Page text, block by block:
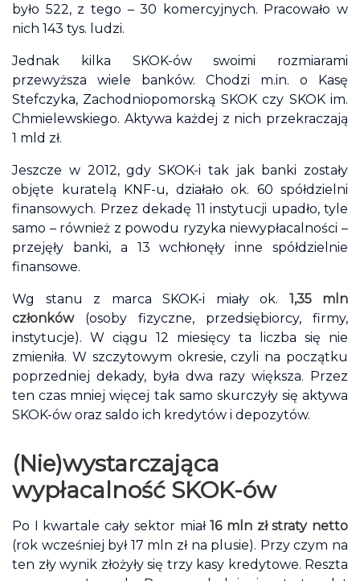
było 522, z tego – 30 komercyjnych. Pracowało w
nich 143 tys. ludzi.
Jednak kilka SKOK-ów swoimi rozmiarami
przewyższa wiele banków. Chodzi m.in. o Kasę
Stefczyka, Zachodniopomorską SKOK czy SKOK im.
Chmielewskiego. Aktywa każdej z nich przekraczają
1 mld zł.
Jeszcze w 2012, gdy SKOK-i tak jak banki zostały
objęte kuratelą KNF-u, działało ok. 60 spółdzielni
finansowych. Przez dekadę 11 instytucji upadło, tyle
samo – również z powodu ryzyka niewypłacalności –
przejęły banki, a 13 wchłonęły inne spółdzielnie
finansowe.
Wg stanu z marca SKOK-i miały ok. 1,35 mln
członków(osoby fizyczne, przedsiębiorcy, firmy,
instytucje). W ciągu 12 miesięcy ta liczba się nie
zmieniła. W szczytowym okresie, czyli na początku
poprzedniej dekady, była dwa razy większa. Przez
ten czas mniej więcej tak samo skurczyły się aktywa
SKOK-ów oraz saldo ich kredytów i depozytów.
(Nie)wystarczająca
wypłacalność SKOK-ów
Po I kwartale cały sektor miał16 mln zł straty netto
(rok wcześniej był 17 mln zł na plusie). Przy czym na
ten zły wynik złożyły się trzy kasy kredytowe. Reszta